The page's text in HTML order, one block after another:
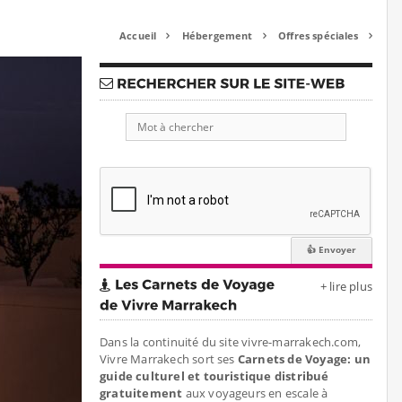
Accueil  Hébergement  Offres spéciales 
+ lire plus
Dans la continuité du site vivre-marrakech.com,
Vivre Marrakech sort ses Carnets de Voyage: un
guide culturel et touristique distribué
gratuitement aux voyageurs en escale à